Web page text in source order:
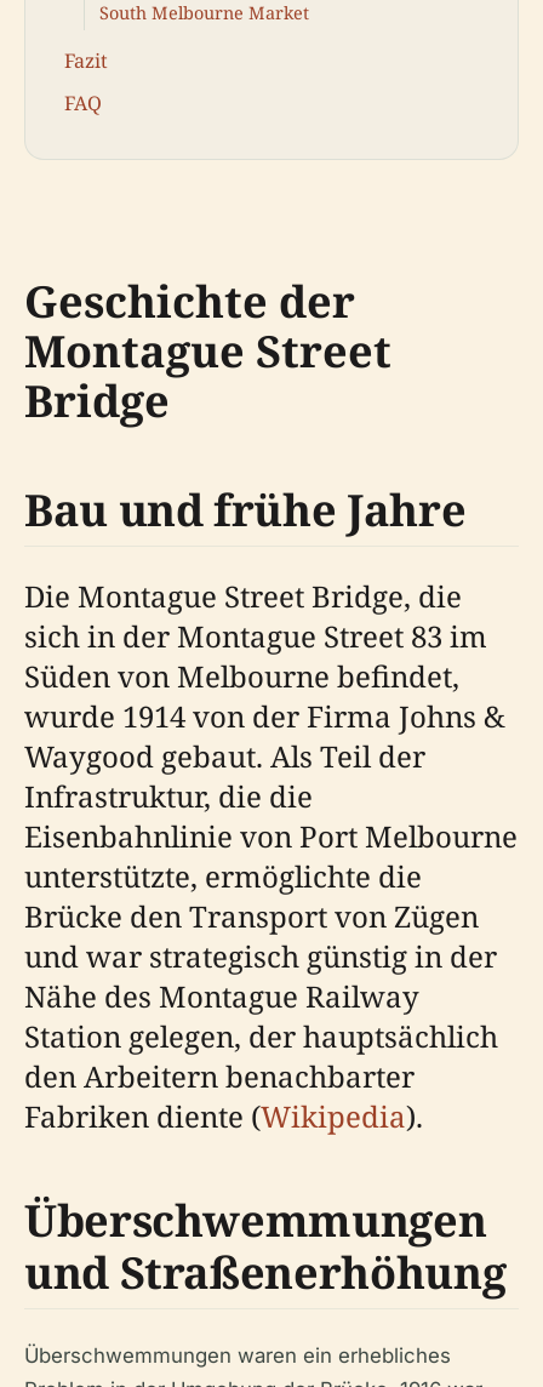
South Melbourne Market
Fazit
FAQ
Geschichte der
Montague Street
Bridge
Bau und frühe Jahre
Die Montague Street Bridge, die
sich in der Montague Street 83 im
Süden von Melbourne befindet,
wurde 1914 von der Firma Johns &
Waygood gebaut. Als Teil der
Infrastruktur, die die
Eisenbahnlinie von Port Melbourne
unterstützte, ermöglichte die
Brücke den Transport von Zügen
und war strategisch günstig in der
Nähe des Montague Railway
Station gelegen, der hauptsächlich
den Arbeitern benachbarter
Fabriken diente (Wikipedia).
Überschwemmungen
und Straßenerhöhung
Überschwemmungen waren ein erhebliches